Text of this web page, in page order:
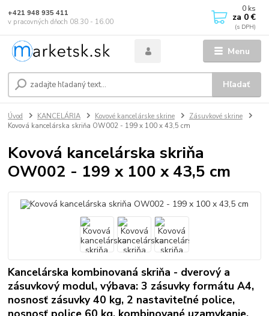
Menu
Hľadať
+421 948 935 411
v pracovných dňoch 08.30 - 16.00
0 ks
za 0 €
Úvod KANCELÁRIA Kovové kancelárske skrine
Zásuvkové skrine
Kovová kancelárska skriňa OW002 - 199 x 100 x 43,5 cm
Kovová kancelárska skriňa
OW002 - 199 x 100 x 43,5 cm
Kancelárska kombinovaná skriňa - dverový a
zásuvkový modul, výbava: 3 zásuvky formátu A4,
nosnosť zásuvky 40 kg, 2 nastaviteľné police,